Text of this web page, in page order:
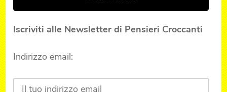
Iscriviti alle Newsletter di Pensieri Croccanti
Indirizzo email: